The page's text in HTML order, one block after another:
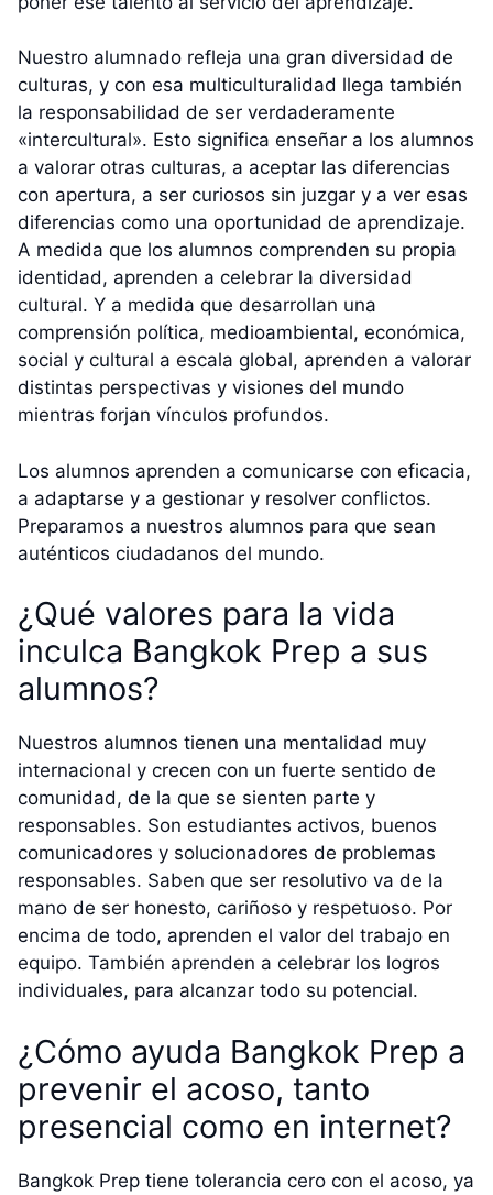
Nuestro alumnado refleja una gran diversidad de
culturas, y con esa multiculturalidad llega también
la responsabilidad de ser verdaderamente
«intercultural». Esto significa enseñar a los alumnos
a valorar otras culturas, a aceptar las diferencias
con apertura, a ser curiosos sin juzgar y a ver esas
diferencias como una oportunidad de aprendizaje.
A medida que los alumnos comprenden su propia
identidad, aprenden a celebrar la diversidad
cultural. Y a medida que desarrollan una
comprensión política, medioambiental, económica,
social y cultural a escala global, aprenden a valorar
distintas perspectivas y visiones del mundo
mientras forjan vínculos profundos.
Los alumnos aprenden a comunicarse con eficacia,
a adaptarse y a gestionar y resolver conflictos.
Preparamos a nuestros alumnos para que sean
auténticos ciudadanos del mundo.
¿Qué valores para la vida
inculca Bangkok Prep a sus
alumnos?
Nuestros alumnos tienen una mentalidad muy
internacional y crecen con un fuerte sentido de
comunidad, de la que se sienten parte y
responsables. Son estudiantes activos, buenos
comunicadores y solucionadores de problemas
responsables. Saben que ser resolutivo va de la
mano de ser honesto, cariñoso y respetuoso. Por
encima de todo, aprenden el valor del trabajo en
equipo. También aprenden a celebrar los logros
individuales, para alcanzar todo su potencial.
¿Cómo ayuda Bangkok Prep a
prevenir el acoso, tanto
presencial como en internet?
Bangkok Prep tiene tolerancia cero con el acoso, ya